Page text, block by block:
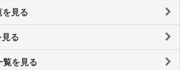
見る
る
覧を見る